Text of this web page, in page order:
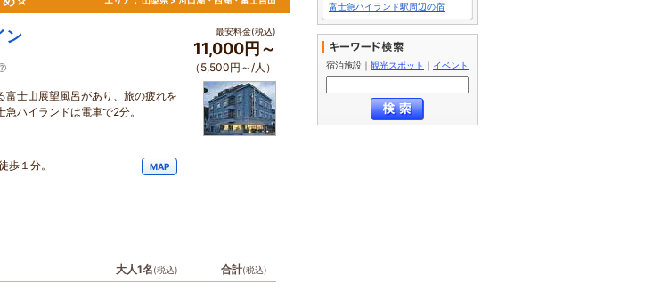
ン
富士山展望風呂があり、旅の疲れを
ハイランドは電車で2分。
歩１分。 MAP
最安料金(税込)
11,000円～
（5,500円～/人）
大人1名(税込) 合計(税込)
富士急ハイランド駅周辺の宿
宿泊施設 ｜ 観光スポット ｜ イベント